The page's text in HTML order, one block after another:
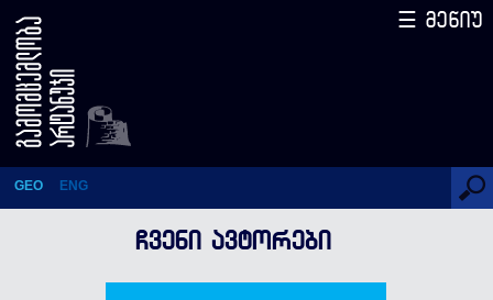
რევაზ ინანიშვილი
GEO ENG
☰ მენიუ
ᲩᲕᲔᲜᲘ ᲐᲕᲢᲝᲠᲔᲑᲘ